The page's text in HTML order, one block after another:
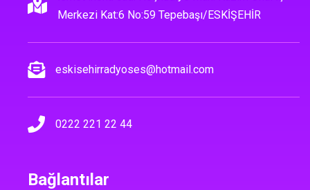
Merkezi Kat:6 No:59 Tepebaşı/ESKİŞEHİR
eskisehirradyoses@hotmail.com
0222 221 22 44
Bağlantılar